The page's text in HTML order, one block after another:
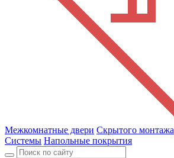
Межкомнатные двери Скрытого монтажа
Системы Напольные покрытия